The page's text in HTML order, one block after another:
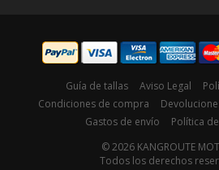
Guía de tallas Aviso Legal
Condiciones de compra
Gastos de envío
Política
© 2026 KANGROUTE
Todos los derechos